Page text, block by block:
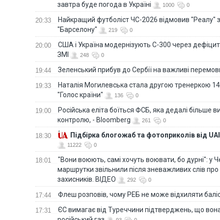
завтра буде погода в Україні 1000 0
20:33
Найкращий футболіст ЧС-2026 відмовив "Реалу"
"Барселону"
219 0
20:00
США і Україна модернізують С-300 через
ЗМІ
248 0
19:44 Зеленський прибув до Сербії на важливі
19:33
Наталія Могилевська стала другою тренеркою
"Голос країни"
136 0
19:00
Російська еліта боїться ФСБ, яка дедалі більше
контролю, - Bloomberg
261 0
18:30 Підбірка блогожаб та фотоприколів від
11222 0
18:01
"Вони воюють, самі хочуть воювати, бо дурні": у
маршрутки звільнили після зневажливих слів про
захисників. ВІДЕО
292 0
17:44 Флеш розповів, чому РЕБ не може відхиляти
17:31
ЄС вимагає від Туреччини підтверджень, що